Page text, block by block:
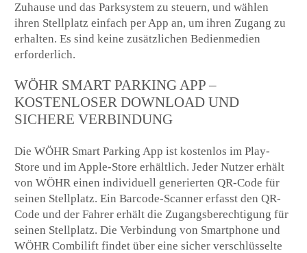
Zuhause und das Parksystem zu steuern, und wählen
ihren Stellplatz einfach per App an, um ihren Zugang zu
erhalten. Es sind keine zusätzlichen Bedienmedien
erforderlich.
WÖHR SMART PARKING APP –
KOSTENLOSER DOWNLOAD UND
SICHERE VERBINDUNG
Die WÖHR Smart Parking App ist kostenlos im Play-
Store und im Apple-Store erhältlich. Jeder Nutzer erhält
von WÖHR einen individuell generierten QR-Code für
seinen Stellplatz. Ein Barcode-Scanner erfasst den QR-
Code und der Fahrer erhält die Zugangsberechtigung für
seinen Stellplatz. Die Verbindung von Smartphone und
WÖHR Combilift findet über eine sicher verschlüsselte